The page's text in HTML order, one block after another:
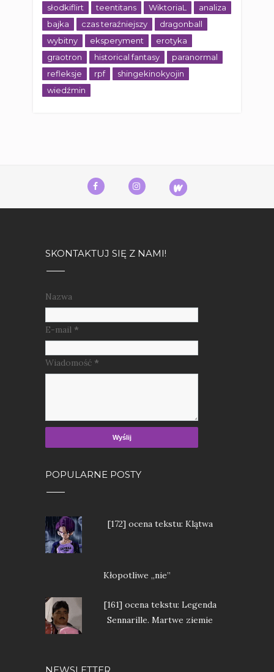
słodkiflirt
teentitans WiktoriaL
analiza
bajka
czas teraźniejszy
dragonball
wybitny
eksperyment
erotyka
graotron
historical fantasy
paranormal
refleksje
rpf
shingekinokyojin
wiedźmin
SKONTAKTUJ SIĘ Z NAMI!
Nazwa
E-mail *
Wiadomość *
POPULARNE POSTY
[172] ocena tekstu: Klątwa
Kłopotliwe „nie”
[161] ocena tekstu: Legenda
Sennarille. Martwe ziemie
NEWSLETTER